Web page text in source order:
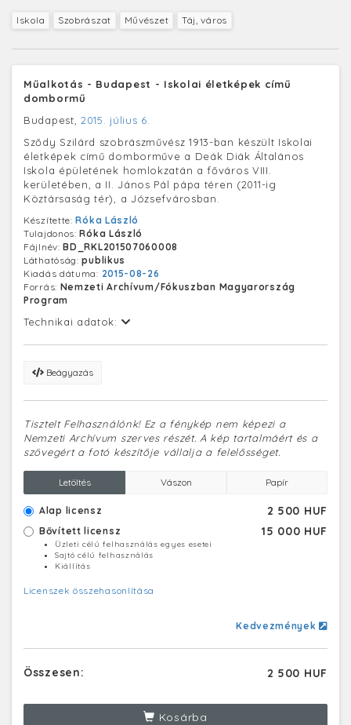
Iskola Szobrászat Művészet Táj, város
Műalkotás - Budapest - Iskolai életképek című
dombormű
Budapest, 2015. július 6.
Sződy Szilárd szobrászművész 1913-ban készült Iskolai
életképek című domborműve a Deák Diák Általános
Iskola épületének homlokzatán a főváros VIII.
kerületében, a II. János Pál pápa téren (2011-ig
Köztársaság tér), a Józsefvárosban.
Készítette:Róka László
Tulajdonos:Róka László
Fájlnév:BD_RKL201507060008
Láthatóság:publikus
Kiadás dátuma: 2015-08-26
Forrás: Nemzeti Archívum/Fókuszban Magyarország
Program
Technikai adatok:
Beágyazás
Tisztelt Felhasználónk! Ez a fénykép nem képezi a
Nemzeti Archívum szerves részét. A kép tartalmáért és a
szövegért a fotó készítője vállalja a felelősséget.
Letöltés Vászon Papír
Alap licensz 2 500 HUF
Bővített licensz 15 000 HUF
Üzleti célú felhasználás egyes esetei
Sajtó célú felhasználás
Kiállítás
Licenszek összehasonlítása
Kedvezmények
Összesen: 2 500 HUF
Kosárba